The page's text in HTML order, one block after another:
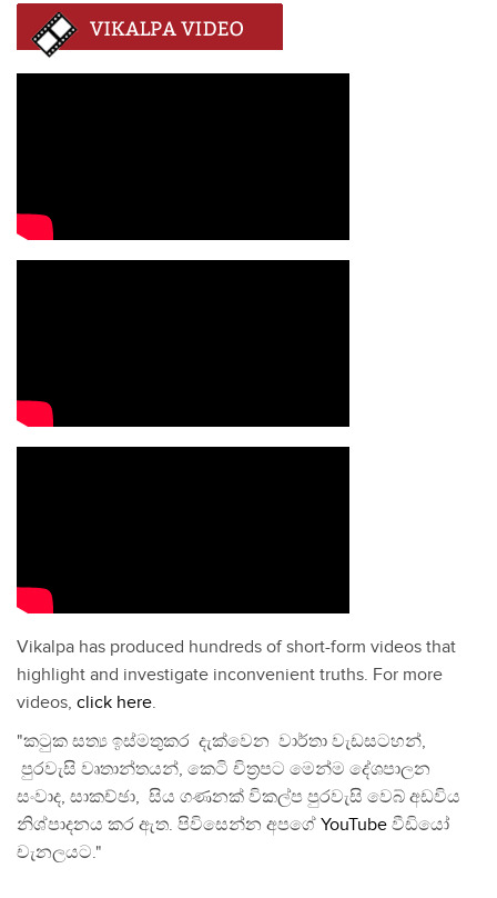
Vikalpa has produced hundreds of short-form videos that
highlight and investigate inconvenient truths. For more
videos, click here.
"කටුක සත්‍ය ඉස්මතුකර දැක්වෙන වාර්තා වැඩසටහන්,
පුරවැසි වෘතාන්තයන්, කෙටි චිත්‍රපට මෙන්ම දේශපාලන
සංවාද, සාකච්ඡා, සිය ගණනක් විකල්ප පුරවැසි වෙබ් අඩවිය
නිශ්පාදනය කර ඇත. පිවිසෙන්න අපගේ YouTube වීඩියෝ
චැනලයට."